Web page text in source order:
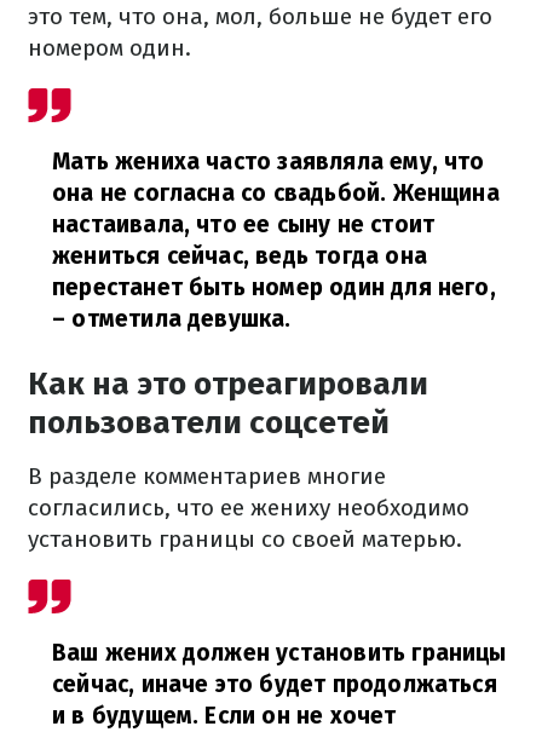
это тем, что она, мол, больше не будет его
номером один.
Мать жениха часто заявляла ему, что
она не согласна со свадьбой. Женщина
настаивала, что ее сыну не стоит
жениться сейчас, ведь тогда она
перестанет быть номер один для него,
– отметила девушка.
Как на это отреагировали
пользователи соцсетей
В разделе комментариев многие
согласились, что ее жениху необходимо
установить границы со своей матерью.
Ваш жених должен установить границы
сейчас, иначе это будет продолжаться
и в будущем. Если он не хочет